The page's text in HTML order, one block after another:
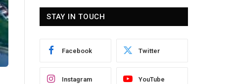
STAY IN TOUCH
Facebook Twitter
Instagram YouTube